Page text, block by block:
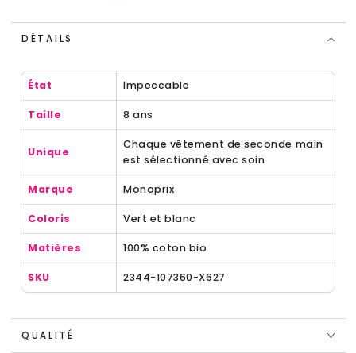
DÉTAILS
État Impeccable
Taille 8 ans
Unique
Chaque vêtement de seconde main
est sélectionné avec soin
Marque Monoprix
Coloris Vert et blanc
Matières 100% coton bio
SKU 2344-107360-X627
QUALITÉ